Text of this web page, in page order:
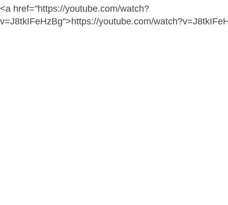
<a href="https://youtube.com/watch?
v=J8tkIFeHzBg">https://youtube.com/